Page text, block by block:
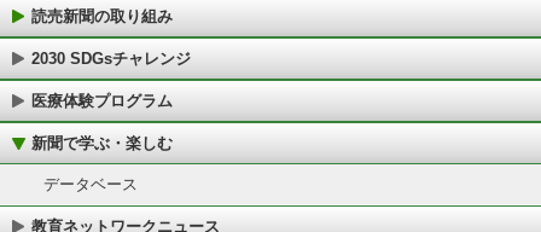
読売新聞の取り組み
2030 SDGsチャレンジ
医療体験プログラム
新聞で学ぶ・楽しむ
データベース
教育ネットワークニュース